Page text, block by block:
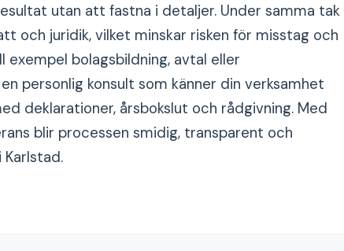
utan att fastna i detaljer. Under samma tak
och juridik, vilket minskar risken för misstag och
exempel bolagsbildning, avtal eller
personlig konsult som känner din verksamhet
deklarationer, årsbokslut och rådgivning. Med
blir processen smidig, transparent och